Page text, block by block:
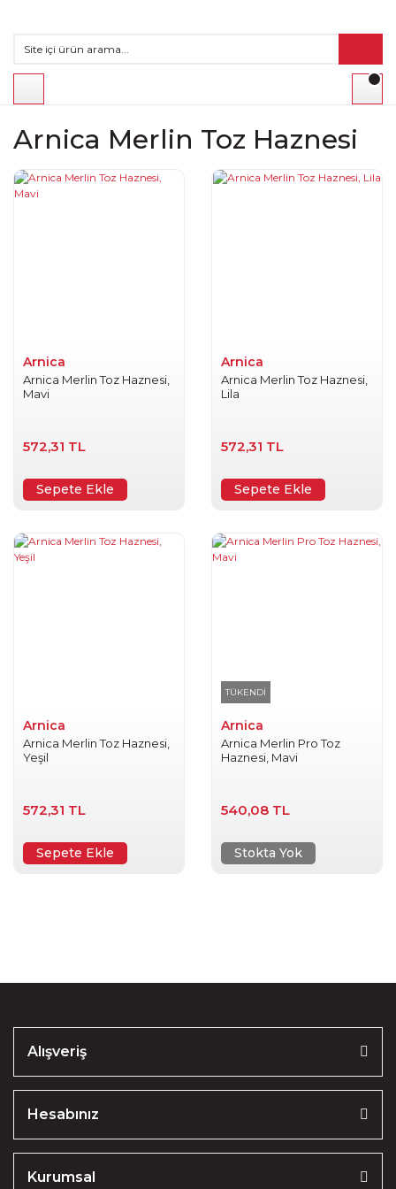
Arnica Merlin Toz Haznesi
Arnica
Arnica Merlin Toz Haznesi,
Mavi
572,31 TL
Sepete Ekle
Arnica
Arnica Merlin Toz Haznesi,
Lila
572,31 TL
Sepete Ekle
Arnica
Arnica Merlin Toz Haznesi,
Yeşil
572,31 TL
Sepete Ekle
TÜKENDİ
Arnica
Arnica Merlin Pro Toz
Haznesi, Mavi
540,08 TL
Stokta Yok
Alışveriş
Hesabınız
Kurumsal